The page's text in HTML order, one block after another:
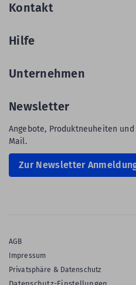
Kontakt
Hilfe
Unternehmen
Newsletter
Angebote, Produktneuheiten
Mail.
Zur Newsletter
AGB
Impressum
Privatsphäre & Datenschutz